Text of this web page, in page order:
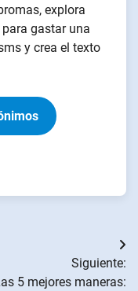
explora
gastar una
y crea el texto
Siguiente:
5 mejores maneras: